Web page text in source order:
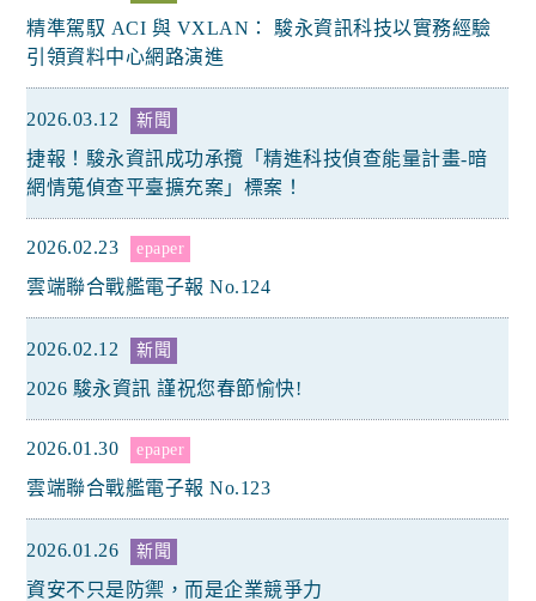
精準駕馭 ACI 與 VXLAN： 駿永資訊科技以實務經驗
引領資料中心網路演進
2026.03.12 新聞
捷報！駿永資訊成功承攬「精進科技偵查能量計畫-暗
網情蒐偵查平臺擴充案」標案！
2026.02.23 epaper
雲端聯合戰艦電子報 No.124
2026.02.12 新聞
2026 駿永資訊 謹祝您春節愉快!
2026.01.30 epaper
雲端聯合戰艦電子報 No.123
2026.01.26 新聞
資安不只是防禦，而是企業競爭力